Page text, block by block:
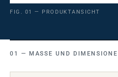
FIG. 01 — PRODUKTANSICHT
MASSE UND DIMENSIONEN